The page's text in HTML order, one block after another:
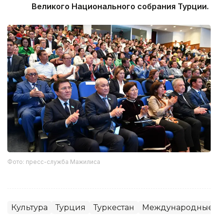
Великого Национального собрания Турции.
Фото: пресс-служба Мажилиса
Культура Турция Туркестан Международные